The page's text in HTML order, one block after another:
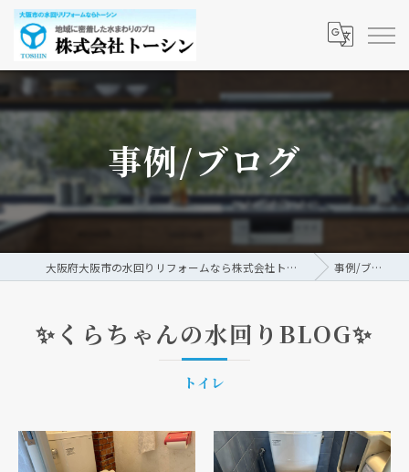
事例/ブログ
大阪府大阪市の水回りリフォームなら株式会社トーシン 事例/ブログ
✨くらちゃんの水回りBLOG✨
トイレ